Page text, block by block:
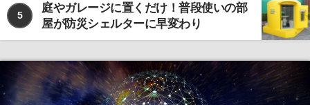
5
庭やガレージに置くだけ！普段使いの部
屋が防災シェルターに早変わり